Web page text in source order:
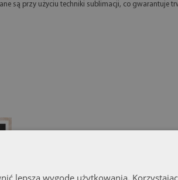
są przy użyciu techniki sublimacji, co gwarantuje
lepszą wygodę użytkowania.